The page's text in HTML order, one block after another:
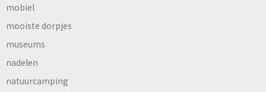
mobiel
mooiste dorpjes
museums
nadelen
natuurcamping